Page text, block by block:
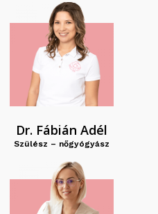
Dr. Fábián Adél
Szülész – nőgyógyász